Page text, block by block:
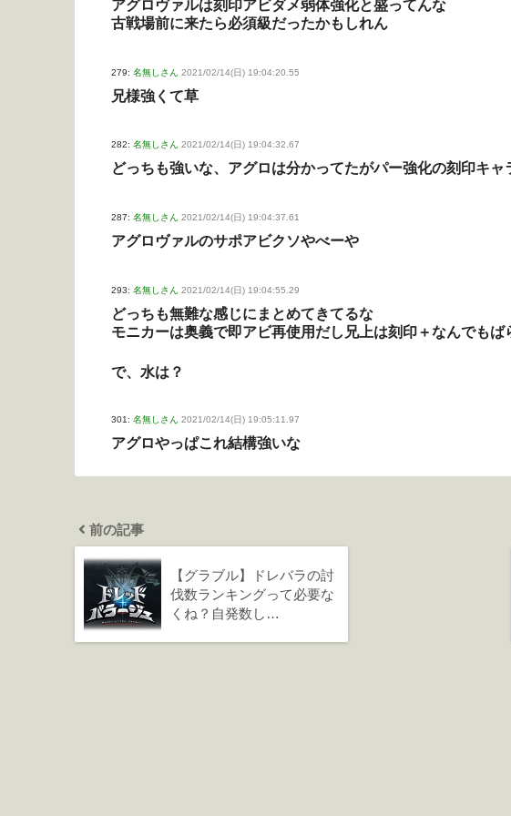
アグロヴァルは刻印アビダメ弱体強化と盛ってんな
古戦場前に来たら必須級だったかもしれん
279: 名無しさん 2021/02/14(日) 19:04:20.55
兄様強くて草
282: 名無しさん 2021/02/14(日) 19:04:32.67
どっちも強いな、アグロは分かってたがパー強化の刻印キャ
287: 名無しさん 2021/02/14(日) 19:04:37.61
アグロヴァルのサポアビクソやべーや
293: 名無しさん 2021/02/14(日) 19:04:55.29
どっちも無難な感じにまとめてきてるな
モニカーは奥義で即アビ再使用だし兄上は刻印＋なんでもば
で、水は？
301: 名無しさん 2021/02/14(日) 19:05:11.97
アグロやっぱこれ結構強いな
前の記事
【グラブル】ドレバラの討
伐数ランキングって必要な
くね？自発数し…